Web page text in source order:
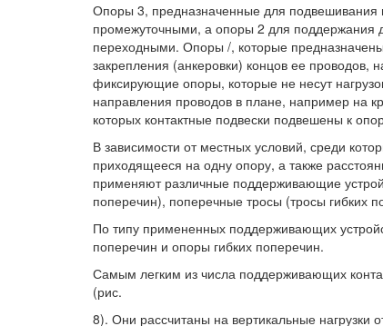
Опоры 3, предназначенные для подвешивания
промежуточными, а опоры 2 для поддержания
переходными. Опоры /, которые
закрепления (анкеровки) концов ее
фиксирующие опоры, которые не несут
направления проводов в плане, например на
которых контактные подвески подвешены к
В зависимости от местных условий, среди
приходящееся на одну опору, а также
применяют различные поддерживающие
поперечин), поперечные тросы (тросы гибких
По типу примененных поддерживающих
поперечин и опоры гибких поперечин.
Самым легким из числа поддерживающих
(рис.
8). Они рассчитаны на вертикальные нагрузки